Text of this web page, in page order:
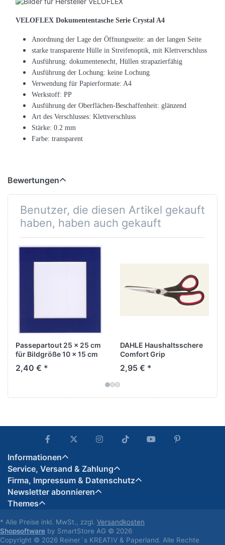
VELOFLEX Dokumententasche Serie Crystal A4
Anordnung der Lage der Öffnungsseite: an der langen Seite
starke transparente Hülle in Streifenoptik, mit Klettverschluss
Ausführung: dokumentenecht, Hüllen strapazierfähig
Ausführung der Lochung: keine Lochung
Verwendung für Papierformate: A4
Werkstoff: PP
Ausführung der Oberflächen-Beschaffenheit: glänzend
Art des Verschlusses: Klettverschluss
Stärke: 0.2 mm
Farbe: transparent
Bewertungen
Benutzer, die diesen Artikel gekauft
haben, haben auch gekauft
Passepartout 25 x 25 cm
für Bildgröße 10 x 15 cm
2,40 € *
DAHLE Haushaltsschere
Comfort Grip
2,95 € *
Informationen
Service, Versand & Zahlung
Firma, Impressum & Datenschutz
Newsletter abonnieren
Themes
* Alle Preise inkl. MwSt., zzgl. Versandkosten
Shopsoftware by SmartStore AG © 2026
Copyright © 2026 Reiner`s KREATIV & Paperland. Alle Rechte